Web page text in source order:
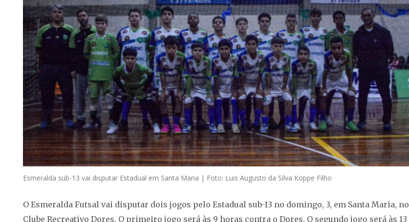
Esmeralda sub-13 vai disputar Estadual em Santa Maria | Foto: Luis Augusto da Silva Koppe Filho
O Esmeralda Futsal vai disputar dois jogos pelo Estadual sub-13 no domingo, 3, em Santa Maria, no
Clube Recreativo Dores. O primeiro jogo será às 9 horas contra o Dores. O segundo jogo será às 13